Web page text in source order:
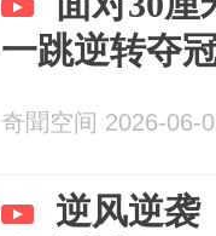
一跳逆转夺
奇聞空间 2026-06-
逆风逆袭